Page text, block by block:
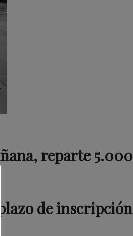
reparte 5.000
de inscripción